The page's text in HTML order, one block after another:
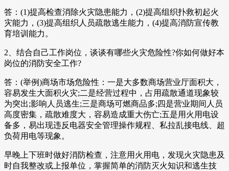
答：(1)提高检查消除火灾隐患能力，(2)提高组织扑救初起火
灾能力，(3)提高组织人员疏散逃生能力，(4)提高消防宣传教
育培训能力。
2、结合自己工作岗位，谈谈有哪些火灾危险性?你如何做好本
岗位的消防安全工作?
答：(举例)商场市场危险性：一是大多数商场营业厅面积大，
容易发生大面积火灾;二是经营过程中，占用疏散通道现象较
为突出;影响人员逃生;三是商场可燃商品多;四是营业期间人员
高度密集，疏散难度大，容易造成重大伤亡;五是用火用电设
备多，易出现违反电器安全管理操作规程、私拉乱接电线、超
负荷用电等现象。
早晚上下班时做好消防检查，注意用火用电，发现火灾隐患及
时自我整改或上报单位，掌握简单的消防灭火知识和逃生技